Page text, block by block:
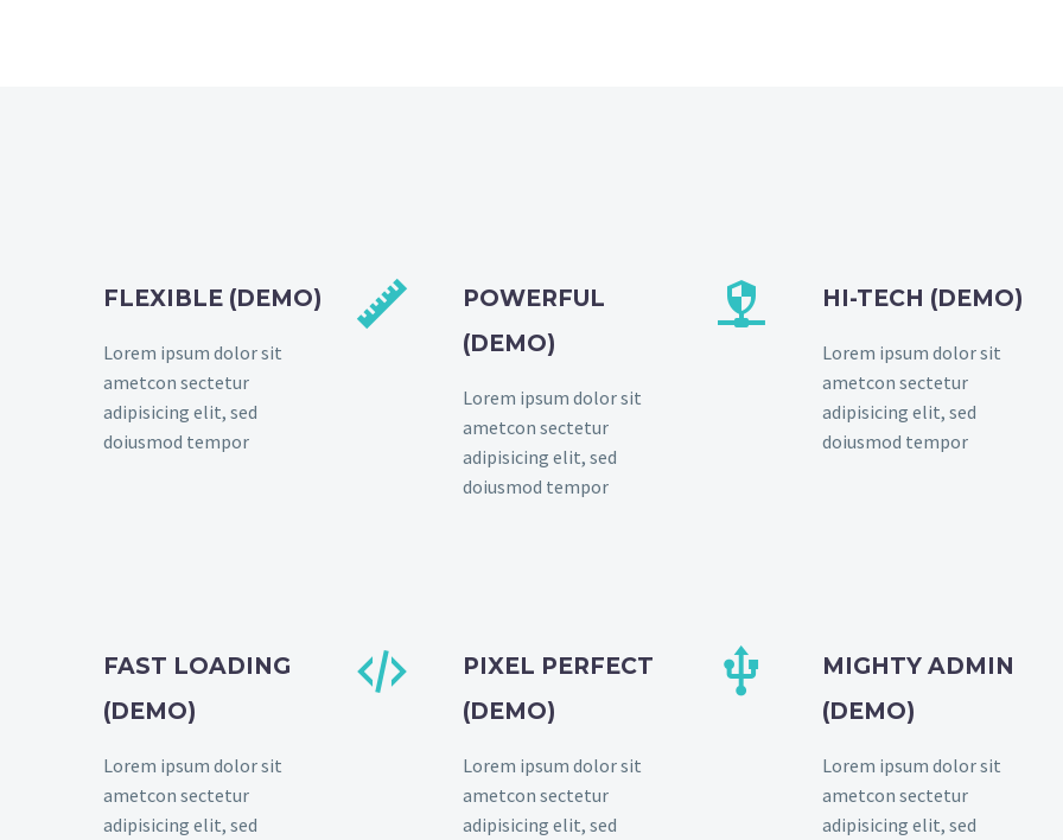
FLEXIBLE (DEMO)
Lorem ipsum dolor sit
ametcon sectetur
adipisicing elit, sed
doiusmod tempor


POWERFUL
(DEMO)
Lorem ipsum dolor sit
ametcon sectetur
adipisicing elit, sed
doiusmod tempor

 HI-TECH (DEMO)
Lorem ipsum dolor sit
ametcon sectetur
adipisicing elit, sed
doiusmod tempor
FAST LOADING
(DEMO)
Lorem ipsum dolor sit
ametcon sectetur
adipisicing elit, sed


PIXEL PERFECT
(DEMO)
Lorem ipsum dolor sit
ametcon sectetur
adipisicing elit, sed


MIGHTY ADMIN
(DEMO)
Lorem ipsum dolor sit
ametcon sectetur
adipisicing elit, sed